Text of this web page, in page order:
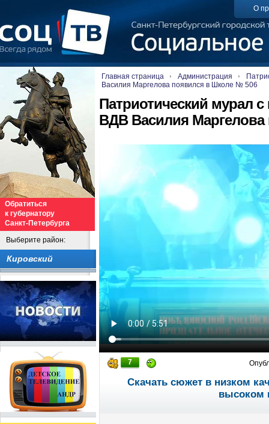
О
Обратиться
к губернатору
Санкт-Петербурга
Выберите район:
Кировский
Главная страница Администрация
Василия Маргелова появился в Школе № 506
Патриотический мурал
ВДВ Василия
7
Скачать сюжет в низком
высоком